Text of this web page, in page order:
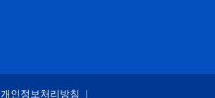
개인정보처리방침